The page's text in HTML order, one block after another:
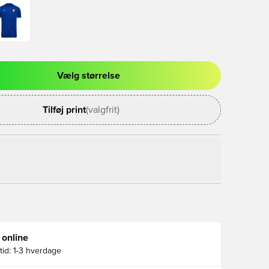
til at logge ind eller tilmelde dig som medlem
Vælg størrelse
Tilføj print(valgfrit)
online
1-3 hverdage